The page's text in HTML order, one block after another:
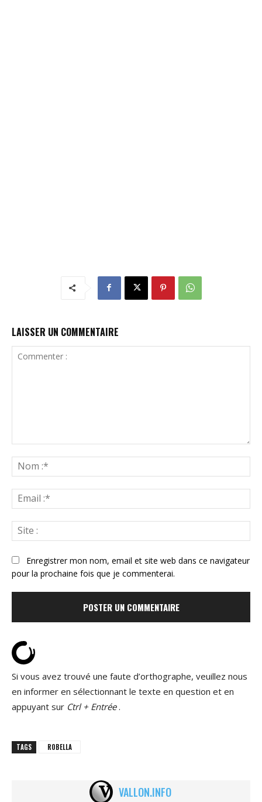
LAISSER UN COMMENTAIRE
:*
:*
:
Enregistrer mon nom, email et site web dans ce navigateur
pour la prochaine fois que je commenterai.
Si vous avez trouvé une faute d’orthographe, veuillez nous
en informer en sélectionnant le texte en question et en
appuyant sur Ctrl + Entrée.
TAGS ROBELLA
VALLON.INFO